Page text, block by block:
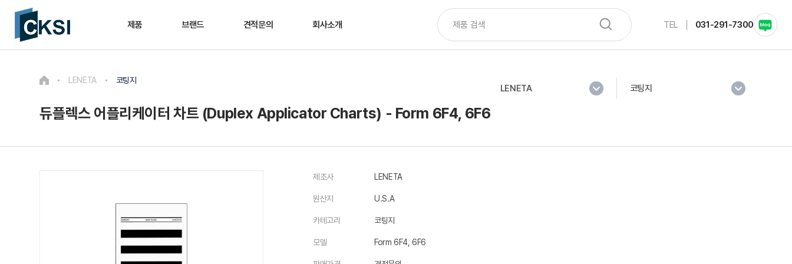
제품 브랜드 견적문의 회사소개 TEL 031-291-7300
LENETA 코팅지
듀플렉스 어플리케이터 차트 (Duplex Applicator Charts) - Form 6F4, 6F6
LENETA 코팅지
제조사 LENETA
원산지 U.S.A
카테고리 코팅지
모델 Form 6F4, 6F6